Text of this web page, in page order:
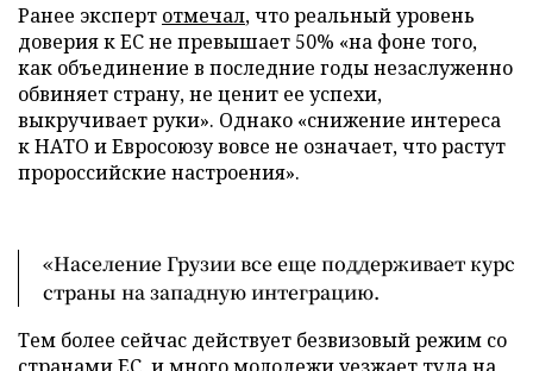
Ранее эксперт отмечал, что реальный уровень
доверия к ЕС не превышает 50% «на фоне того,
как объединение в последние годы незаслуженно
обвиняет страну, не ценит ее успехи,
выкручивает руки». Однако «снижение интереса
к НАТО и Евросоюзу вовсе не означает, что растут
пророссийские настроения».
«Население Грузии все еще поддерживает курс
страны на западную интеграцию.
Тем более сейчас действует безвизовый режим со